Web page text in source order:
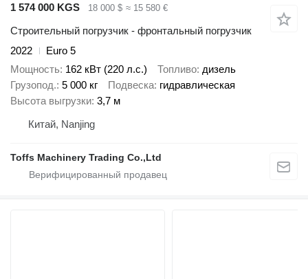
1 574 000 KGS
18 000 $ ≈ 15 580 €
Строительный погрузчик - фронтальный погрузчик
2022
Euro 5
Мощность 162 кВт (220 л.с.) Топливо дизель
Грузопод. 5 000 кг Подвеска гидравлическая
Высота выгрузки 3,7 м
Китай, Nanjing
Toffs Machinery Trading Co.,Ltd